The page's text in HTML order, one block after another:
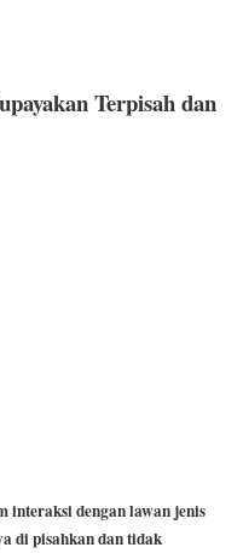
Terpisah dan
interaksi dengan lawan jenis
di pisahkan dan tidak